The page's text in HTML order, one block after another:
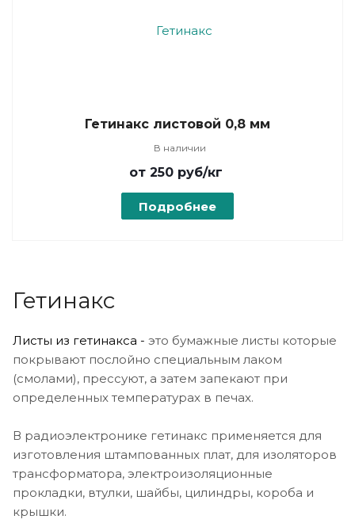
Гетинакс листовой 0,8 мм
В наличии
от 250 руб/кг
Подробнее
Гетинакс
Листы из гетинакса - это бумажные листы которые
покрывают послойно специальным лаком
(смолами), прессуют, а затем запекают при
определенных температурах в печах.
В радиоэлектронике гетинакс применяется для
изготовления штампованных плат, для изоляторов
трансформатора, электроизоляционные
прокладки, втулки, шайбы, цилиндры, короба и
крышки.